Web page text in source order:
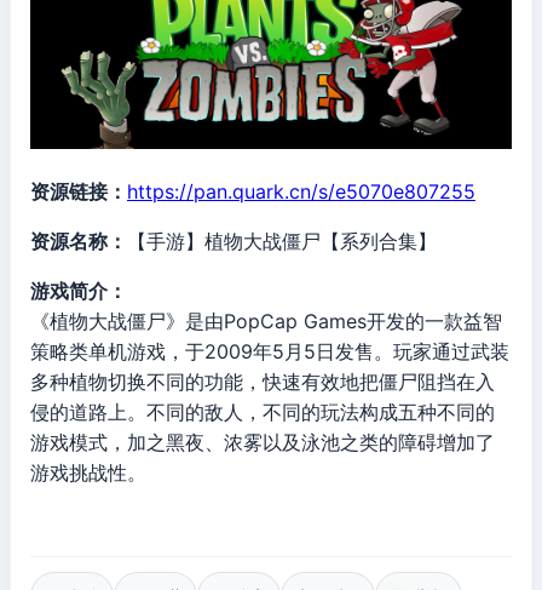
资源链接： https://pan.quark.cn/s/e5070e807255
资源名称： 【手游】植物大战僵尸【系列合集】
游戏简介：
《植物大战僵尸》是由PopCap Games开发的一款益智
策略类单机游戏，于2009年5月5日发售。玩家通过武装
多种植物切换不同的功能，快速有效地把僵尸阻挡在入
侵的道路上。不同的敌人，不同的玩法构成五种不同的
游戏模式，加之黑夜、浓雾以及泳池之类的障碍增加了
游戏挑战性。